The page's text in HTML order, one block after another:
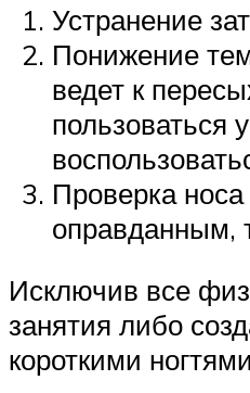
Устранение
Понижение
ведет к
пользоваться
Проверка
оправданным,
Исключив все
занятия либо
короткими